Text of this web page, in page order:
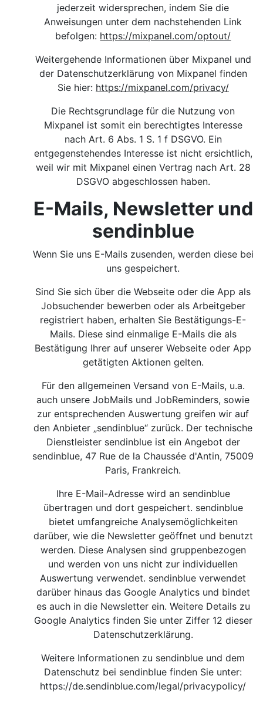
jederzeit widersprechen, indem Sie die
Anweisungen unter dem nachstehenden Link
befolgen: https://mixpanel.com/optout/
Weitergehende Informationen über Mixpanel und
der Datenschutzerklärung von Mixpanel finden
Sie hier: https://mixpanel.com/privacy/
Die Rechtsgrundlage für die Nutzung von
Mixpanel ist somit ein berechtigtes Interesse
nach Art. 6 Abs. 1 S. 1 f DSGVO. Ein
entgegenstehendes Interesse ist nicht ersichtlich,
weil wir mit Mixpanel einen Vertrag nach Art. 28
DSGVO abgeschlossen haben.
E-Mails, Newsletter und
sendinblue
Wenn Sie uns E-Mails zusenden, werden diese bei
uns gespeichert.
Sind Sie sich über die Webseite oder die App als
Jobsuchender bewerben oder als Arbeitgeber
registriert haben, erhalten Sie Bestätigungs-E-
Mails. Diese sind einmalige E-Mails die als
Bestätigung Ihrer auf unserer Webseite oder App
getätigten Aktionen gelten.
Für den allgemeinen Versand von E-Mails, u.a.
auch unsere JobMails und JobReminders, sowie
zur entsprechenden Auswertung greifen wir auf
den Anbieter „sendinblue“ zurück. Der technische
Dienstleister sendinblue ist ein Angebot der
sendinblue, 47 Rue de la Chaussée d'Antin, 75009
Paris, Frankreich.
Ihre E-Mail-Adresse wird an sendinblue
übertragen und dort gespeichert. sendinblue
bietet umfangreiche Analysemöglichkeiten
darüber, wie die Newsletter geöffnet und benutzt
werden. Diese Analysen sind gruppenbezogen
und werden von uns nicht zur individuellen
Auswertung verwendet. sendinblue verwendet
darüber hinaus das Google Analytics und bindet
es auch in die Newsletter ein. Weitere Details zu
Google Analytics finden Sie unter Ziffer 12 dieser
Datenschutzerklärung.
Weitere Informationen zu sendinblue und dem
Datenschutz bei sendinblue finden Sie unter:
https://de.sendinblue.com/legal/privacypolicy/